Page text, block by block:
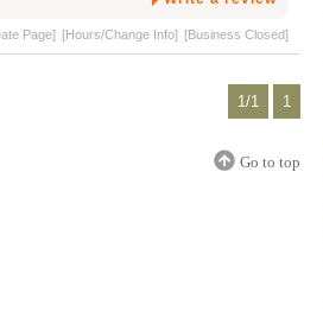
Page] [Hours/Change Info] [Business Closed]
1/1 1
Go to top